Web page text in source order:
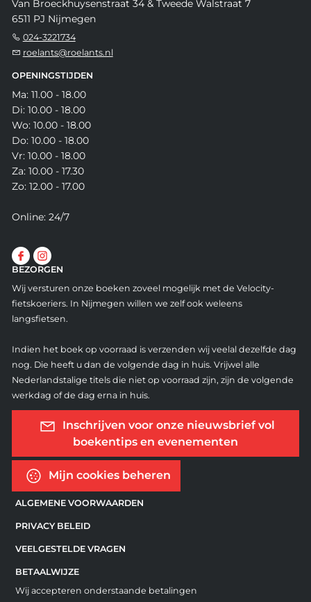
Van Broeckhuysenstraat 34 & Tweede Walstraat 7
6511 PJ Nijmegen
024-3221734
roelants@roelants.nl
OPENINGSTIJDEN
Ma: 11.00 - 18.00
Di: 10.00 - 18.00
Wo: 10.00 - 18.00
Do: 10.00 - 18.00
Vr: 10.00 - 18.00
Za: 10.00 - 17.30
Zo: 12.00 - 17.00
Online: 24/7
BEZORGEN
Wij versturen onze boeken zoveel mogelijk met de Velocity-
fietskoeriers. In Nijmegen willen we zelf ook weleens
langsfietsen.
Indien het boek op voorraad is verzenden wij veelal dezelfde dag
nog. Die heeft u dan de volgende dag in huis. Vrijwel alle
Nederlandstalige titels die niet op voorraad zijn, zijn de volgende
werkdag of de dag erna in huis.
Inschrijven voor onze nieuwsbrief vol
boekentips en evenementen
Mijn cookies beheren
ALGEMENE VOORWAARDEN
PRIVACY BELEID
VEELGESTELDE VRAGEN
BETAALWIJZE
Wij accepteren onderstaande betalingen